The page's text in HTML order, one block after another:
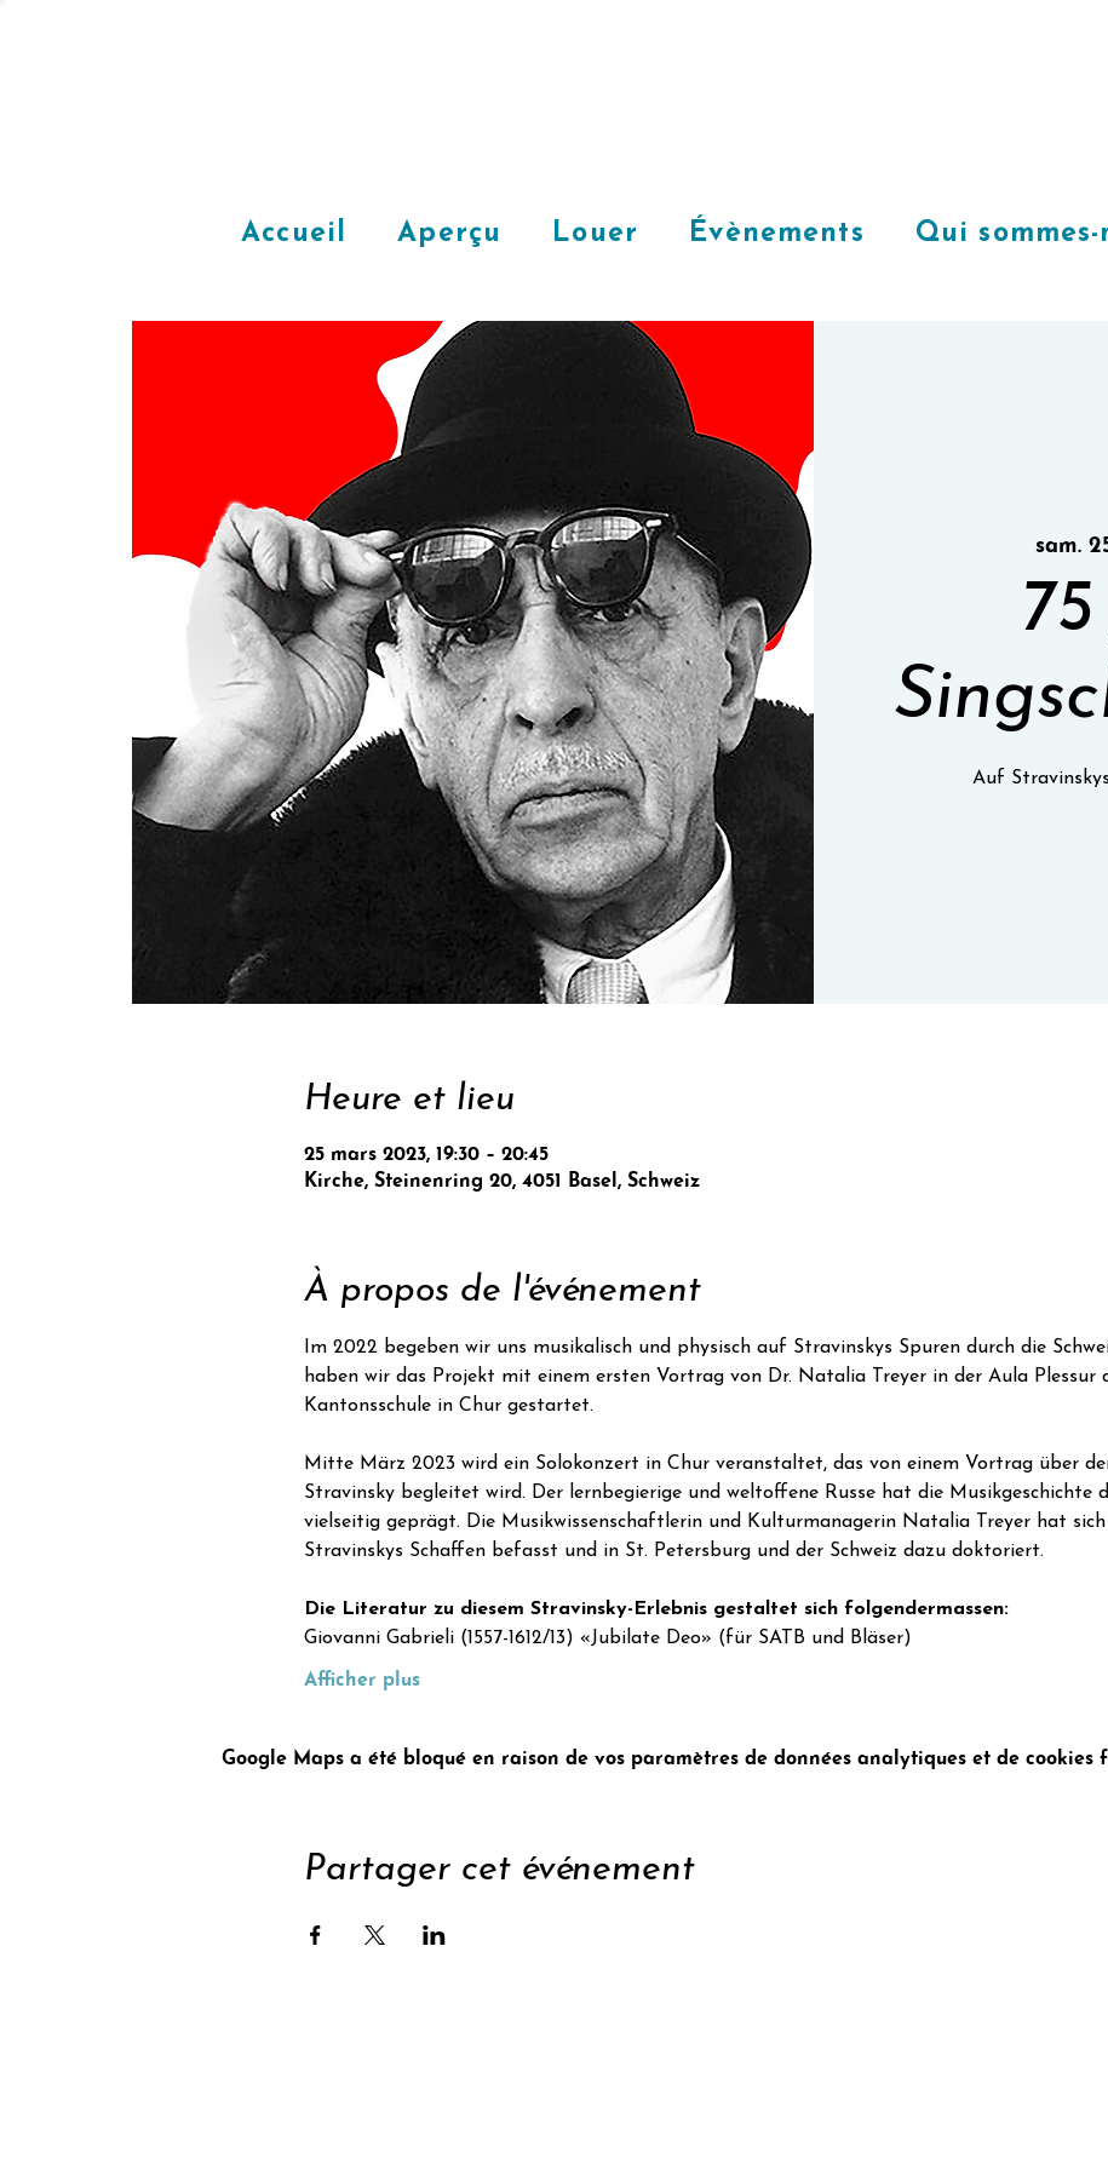
Accueil Aperçu Louer Évènements Qui sommes-
sam.
Auf
Heure et lieu
25 mars 2023, 19:30 – 20:45
Kirche, Steinenring 20, 4051 Basel, Schweiz
À propos de l'événement
Im 2022 begeben wir uns musikalisch und physisch auf Stravinskys Spuren durch die
haben wir das Projekt mit einem ersten Vortrag von Dr. Natalia Treyer in der Aula Plessur
Kantonsschule in Chur gestartet.
Mitte März 2023 wird ein Solokonzert in Chur veranstaltet, das von einem Vortrag über
Stravinsky begleitet wird. Der lernbegierige und weltoffene Russe hat die Musikgeschichte
vielseitig geprägt. Die Musikwissenschaftlerin und Kulturmanagerin Natalia Treyer hat
Stravinskys Schaffen befasst und in St. Petersburg und der Schweiz dazu doktoriert.
Die Literatur zu diesem Stravinsky-Erlebnis gestaltet sich folgendermassen:
Giovanni Gabrieli (1557-1612/13) «Jubilate Deo» (für SATB und Bläser)
Afficher plus
Google Maps a été bloqué en raison de vos paramètres de données analytiques et de cookies
Partager cet événement